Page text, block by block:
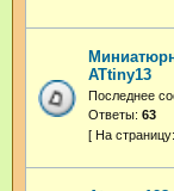
ATtiny13
Последнее
Ответы: 63